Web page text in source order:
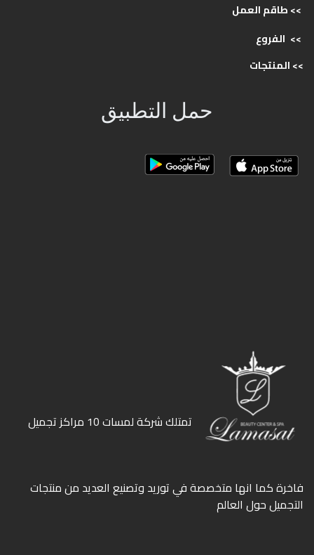
>> طاقمالعمل
>> الفروع
>>المنتجات
حمل التطبيق
ﺗﻤﺘﻠﻚ ﺷﺮﻛﺔ ﻟﻤﺴﺎت 10 ﻣﺮاﻛﺰ ﺗﺠﻤﻴﻞ
ﻓﺎﺧﺮة كما انها ﻣﺘﺨﺼﺼﺔ ﻓﻲ ﺗﻮرﻳﺪ وﺗﺼﻨﻴﻊ اﻟﻌﺪﻳﺪ ﻣﻦ ﻣﻨﺘﺠﺎت
اﻟﺘﺠﻤﻴﻞ ﺣﻮل اﻟﻌﺎﻟﻢ